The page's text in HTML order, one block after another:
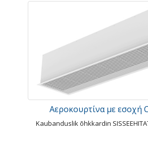
Αεροκουρτίνα με εσοχή
Kaubanduslik õhkkardin